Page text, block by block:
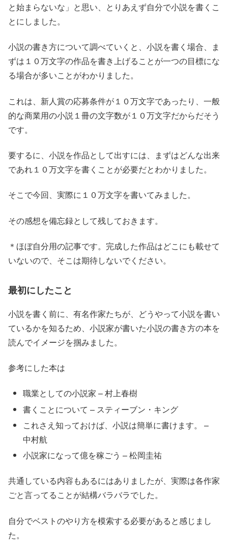
と始まらないな」と思い、とりあえず自分で小説を書くこ
とにしました。
小説の書き方について調べていくと、小説を書く場合、ま
ずは１０万文字の作品を書き上げることが一つの目標にな
る場合が多いことがわかりました。
これは、新人賞の応募条件が１０万文字であったり、一般
的な商業用の小説１冊の文字数が１０万文字だからだそう
です。
要するに、小説を作品として出すには、まずはどんな出来
であれ１０万文字を書くことが必要だとわかりました。
そこで今回、実際に１０万文字を書いてみました。
その感想を備忘録として残しておきます。
＊ほぼ自分用の記事です。完成した作品はどこにも載せて
いないので、そこは期待しないでください。
最初にしたこと
小説を書く前に、有名作家たちが、どうやって小説を書い
ているかを知るため、小説家が書いた小説の書き方の本を
読んでイメージを掴みました。
参考にした本は
職業としての小説家 – 村上春樹
書くことについて – スティーブン・キング
これさえ知っておけば、小説は簡単に書けます。 –
中村航
小説家になって億を稼ごう – 松岡圭祐
共通している内容もあるにはありましたが、実際は各作家
ごと言ってることが結構バラバラでした。
自分でベストのやり方を模索する必要があると感じまし
た。